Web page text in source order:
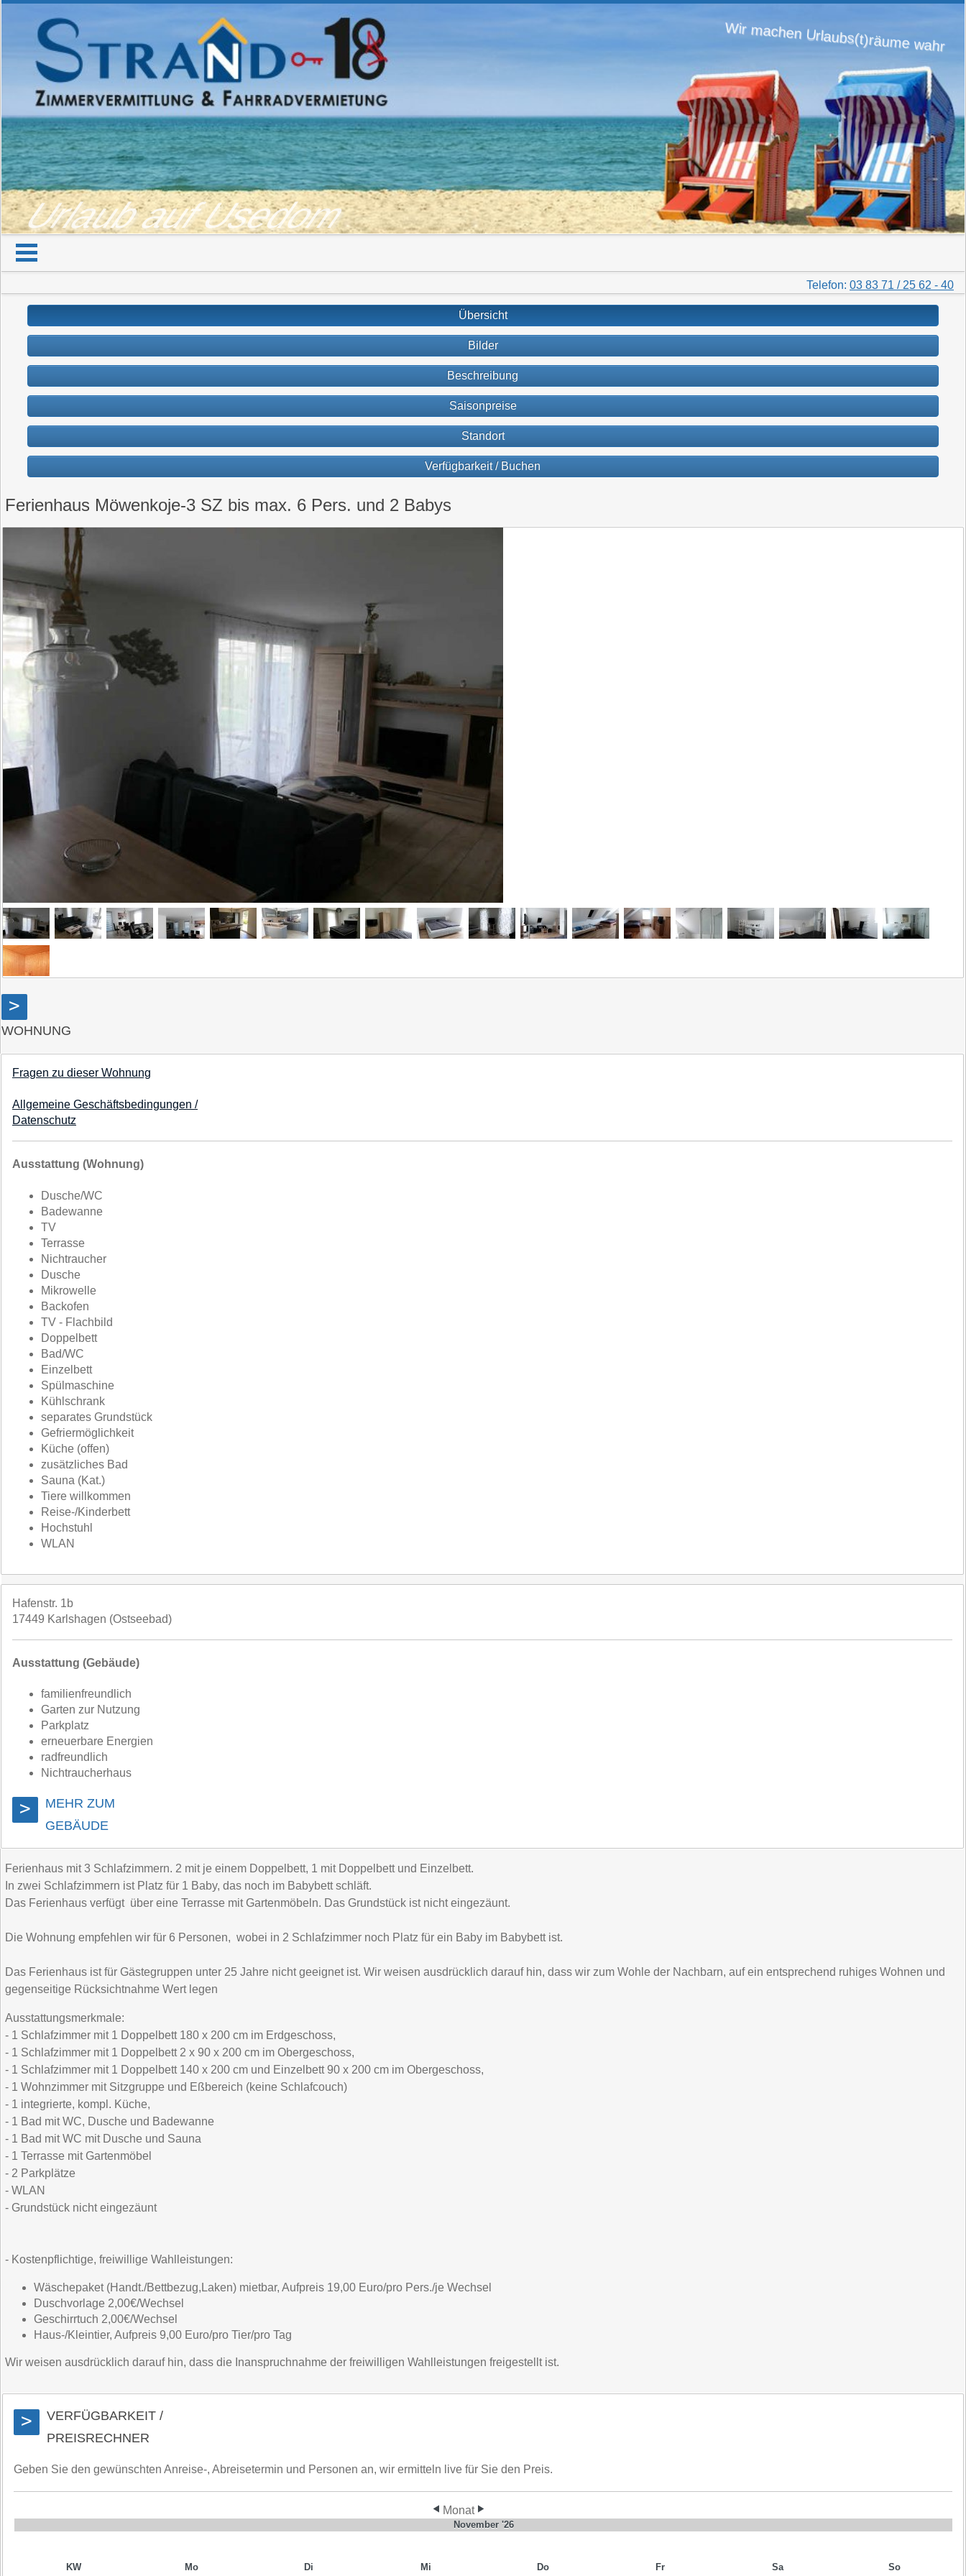
Wir machen Urlaubs(t)räume wahr
Urlaub auf Usedom
Telefon: 03 83 71 / 25 62 - 40
Übersicht
Bilder
Beschreibung
Saisonpreise
Standort
Verfügbarkeit / Buchen
Ferienhaus Möwenkoje-3 SZ bis max. 6 Pers. und 2 Babys
>
WOHNUNG
Fragen zu dieser Wohnung
Allgemeine Geschäftsbedingungen /
Datenschutz
Ausstattung (Wohnung)
Dusche/WC
Badewanne
TV
Terrasse
Nichtraucher
Dusche
Mikrowelle
Backofen
TV - Flachbild
Doppelbett
Bad/WC
Einzelbett
Spülmaschine
Kühlschrank
separates Grundstück
Gefriermöglichkeit
Küche (offen)
zusätzliches Bad
Sauna (Kat.)
Tiere willkommen
Reise-/Kinderbett
Hochstuhl
WLAN
Hafenstr. 1b
17449 Karlshagen (Ostseebad)
Ausstattung (Gebäude)
familienfreundlich
Garten zur Nutzung
Parkplatz
erneuerbare Energien
radfreundlich
Nichtraucherhaus
>
MEHR ZUM
GEBÄUDE
Ferienhaus mit 3 Schlafzimmern. 2 mit je einem Doppelbett, 1 mit Doppelbett und Einzelbett.
In zwei Schlafzimmern ist Platz für 1 Baby, das noch im Babybett schläft.
Das Ferienhaus verfügt über eine Terrasse mit Gartenmöbeln. Das Grundstück ist nicht eingezäunt.
Die Wohnung empfehlen wir für 6 Personen, wobei in 2 Schlafzimmer noch Platz für ein Baby im Babybett ist.
Das Ferienhaus ist für Gästegruppen unter 25 Jahre nicht geeignet ist. Wir weisen ausdrücklich darauf hin, dass wir zum Wohle der Nachbarn, auf ein entsprechend ruhiges Wohnen und
gegenseitige Rücksichtnahme Wert legen
Ausstattungsmerkmale:
- 1 Schlafzimmer mit 1 Doppelbett 180 x 200 cm im Erdgeschoss,
- 1 Schlafzimmer mit 1 Doppelbett 2 x 90 x 200 cm im Obergeschoss,
- 1 Schlafzimmer mit 1 Doppelbett 140 x 200 cm und Einzelbett 90 x 200 cm im Obergeschoss,
- 1 Wohnzimmer mit Sitzgruppe und Eßbereich (keine Schlafcouch)
- 1 integrierte, kompl. Küche,
- 1 Bad mit WC, Dusche und Badewanne
- 1 Bad mit WC mit Dusche und Sauna
- 1 Terrasse mit Gartenmöbel
- 2 Parkplätze
- WLAN
- Grundstück nicht eingezäunt
- Kostenpflichtige, freiwillige Wahlleistungen:
Wäschepaket (Handt./Bettbezug,Laken) mietbar, Aufpreis 19,00 Euro/pro Pers./je Wechsel
Duschvorlage 2,00€/Wechsel
Geschirrtuch 2,00€/Wechsel
Haus-/Kleintier, Aufpreis 9,00 Euro/pro Tier/pro Tag
Wir weisen ausdrücklich darauf hin, dass die Inanspruchnahme der freiwilligen Wahlleistungen freigestellt ist.
>
VERFÜGBARKEIT /
PREISRECHNER
Geben Sie den gewünschten Anreise-, Abreisetermin und Personen an, wir ermitteln live für Sie den Preis.
Monat
November '26
KW Mo Di Mi Do Fr Sa So